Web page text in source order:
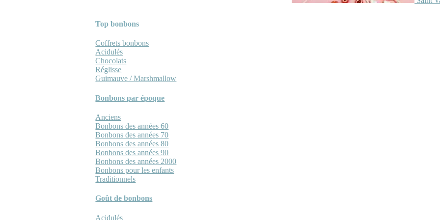
Top bonbons
Coffrets bonbons
Acidulés
Chocolats
Réglisse
Guimauve / Marshmallow
Bonbons par époque
Anciens
Bonbons des années 60
Bonbons des années 70
Bonbons des années 80
Bonbons des années 90
Bonbons des années 2000
Bonbons pour les enfants
Traditionnels
Goût de bonbons
Acidulés